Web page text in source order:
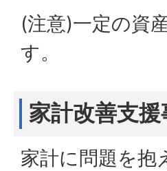
(注意)一定の資
す。
家計改善支援
家計に問題を抱